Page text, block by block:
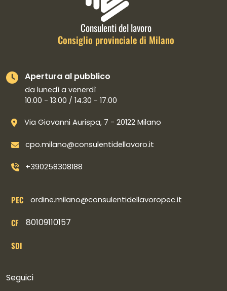
Consulenti del lavoro
Consiglio provinciale di Milano
Apertura al pubblico
da lunedì a venerdì
10.00 - 13.00 / 14.30 - 17.00
Via Giovanni Aurispa, 7 - 20122 Milano
cpo.milano@consulentidellavoro.it
+390258308188
PEC ordine.milano@consulentidellavoropec.it
CF 80109110157
SDI
Seguici